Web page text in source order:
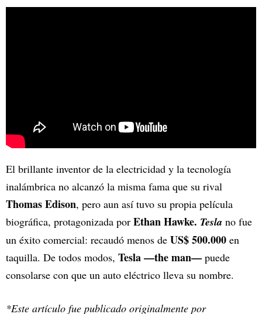
El brillante inventor de la electricidad y la tecnología
inalámbrica no alcanzó la misma fama que su rival
Thomas Edison, pero aun así tuvo su propia película
biográfica, protagonizada por Ethan Hawke. Tesla no fue
un éxito comercial: recaudó menos de US$ 500.000 en
taquilla. De todos modos, Tesla —the man— puede
consolarse con que un auto eléctrico lleva su nombre.
*Este artículo fue publicado originalmente por